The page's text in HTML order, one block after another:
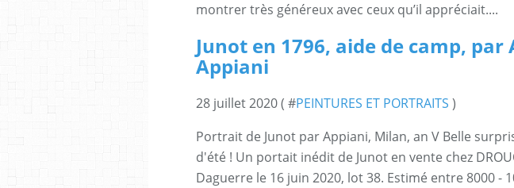
montrer très généreux avec ceux qu’il appréciait....
Junot en 1796, aide de camp, par
Appiani
28 juillet 2020 ( #PEINTURES ET PORTRAITS )
Portrait de Junot par Appiani, Milan, an V Belle
d'été ! Un portait inédit de Junot en vente chez
Daguerre le 16 juin 2020, lot 38. Estimé entre 8000 -